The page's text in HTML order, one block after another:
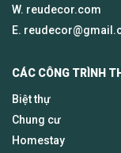
W. reudecor.com
E.
CÁC CÔNG TRÌNH
Biệt thự
Chung cư
Homestay